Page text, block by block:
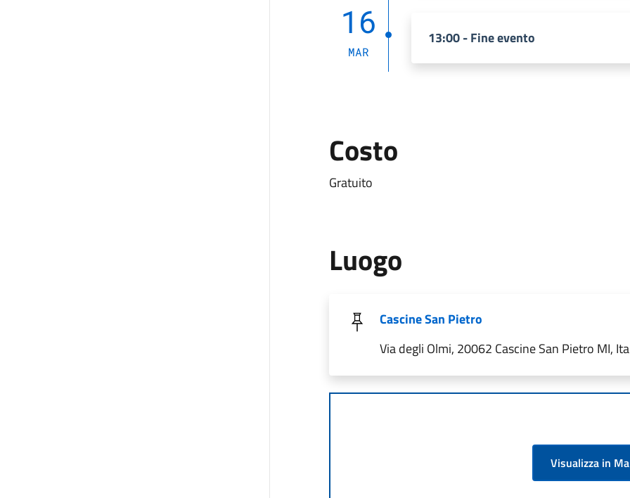
16
MAR
13:00 - Fine evento
Costo
Gratuito
Luogo
Cascine San Pietro
Via degli Olmi, 20062 Cascine San Pietro MI,
Visualizza in